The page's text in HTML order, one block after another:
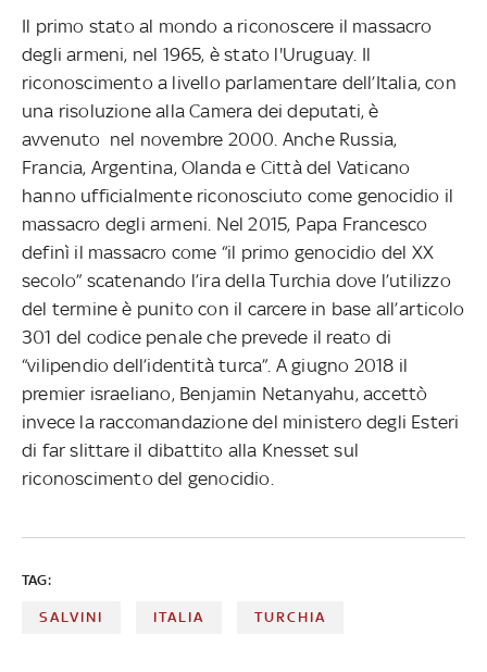
Il primo stato al mondo a riconoscere il massacro
degli armeni, nel 1965, è stato l'Uruguay. Il
riconoscimento a livello parlamentare dell’Italia, con
una risoluzione alla Camera dei deputati, è
avvenuto nel novembre 2000. Anche Russia,
Francia, Argentina, Olanda e Città del Vaticano
hanno ufficialmente riconosciuto come genocidio il
massacro degli armeni. Nel 2015, Papa Francesco
definì il massacro come “il primo genocidio del XX
secolo” scatenando l’ira della Turchia dove l’utilizzo
del termine è punito con il carcere in base all’articolo
301 del codice penale che prevede il reato di
“vilipendio dell’identità turca”. A giugno 2018 il
premier israeliano, Benjamin Netanyahu, accettò
invece la raccomandazione del ministero degli Esteri
di far slittare il dibattito alla Knesset sul
riconoscimento del genocidio.
TAG:
SALVINI ITALIA TURCHIA